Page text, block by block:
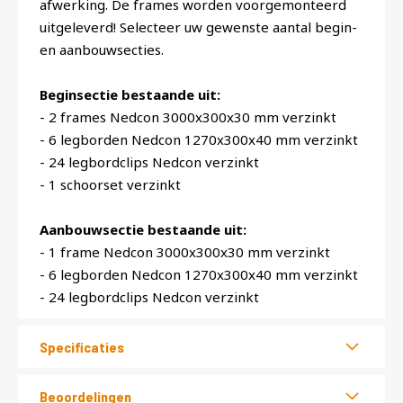
afwerking. De frames worden voorgemonteerd
uitgeleverd! Selecteer uw gewenste aantal begin-
en aanbouwsecties.
Beginsectie bestaande uit:
- 2 frames Nedcon 3000x300x30 mm verzinkt
- 6 legborden Nedcon 1270x300x40 mm verzinkt
- 24 legbordclips Nedcon verzinkt
- 1 schoorset verzinkt
Aanbouwsectie bestaande uit:
- 1 frame Nedcon 3000x300x30 mm verzinkt
- 6 legborden Nedcon 1270x300x40 mm verzinkt
- 24 legbordclips Nedcon verzinkt
Specificaties
Beoordelingen